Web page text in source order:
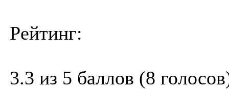
Рейтинг:
3.3 из 5 баллов (8